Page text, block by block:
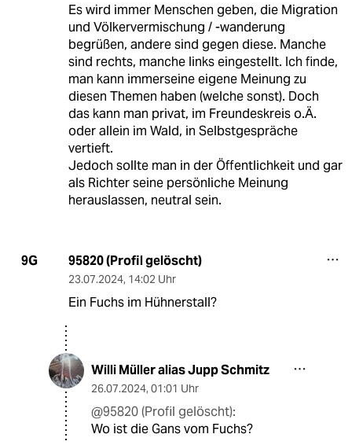
Es wird immer Menschen geben, die Migration
und Völkervermischung / -wanderung
begrüßen, andere sind gegen diese. Manche
sind rechts, manche links eingestellt. Ich finde,
man kann immerseine eigene Meinung zu
diesen Themen haben (welche sonst). Doch
das kann man privat, im Freundeskreis o.Ä.
oder allein im Wald, in Selbstgespräche
vertieft.
Jedoch sollte man in der Öffentlichkeit und gar
als Richter seine persönliche Meinung
herauslassen, neutral sein.
9G 95820 (Profil gelöscht)
23.07.2024, 14:02 Uhr
Ein Fuchs im Hühnerstall?
Willi Müller alias Jupp Schmitz
26.07.2024, 01:01 Uhr
@95820 (Profil gelöscht):
Wo ist die Gans vom Fuchs?